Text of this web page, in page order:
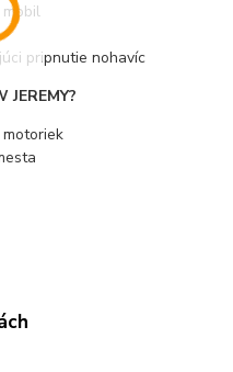
pripnutie nohavíc